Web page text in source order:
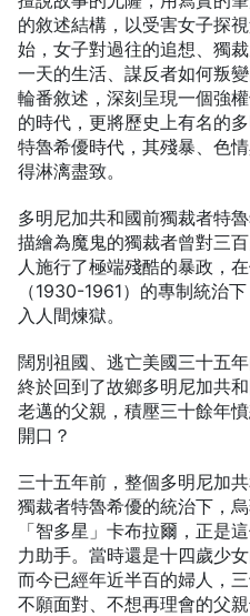
的敘述結構，以受害女子探
始，女子對過往的追想、獨
一天的生活、謀反者如何叛
輪番敘述，深刻呈現一個強
的時代，更將歷史上有名的
特魯希優時代，其殘暴、色
得淋漓盡致。
多明尼加共和國前獨裁者特
描繪為魔鬼的獨裁者曾對三
人施行了極端殘酷的暴政，
（1930-1961）的專制統治
入人間煉獄。
闊別祖國、逃亡美國三十五年
終於回到了故鄉多明尼加共
老邁的父親，積壓三十餘年
開口？
三十五年前，整個多明尼加
獨裁者特魯希優的統治下，
「智多星」卡布拉爾，正是
力助手。當時還是十四歲少女
而今已經年近半百的婦人，
不願面對、不想再理會的父親